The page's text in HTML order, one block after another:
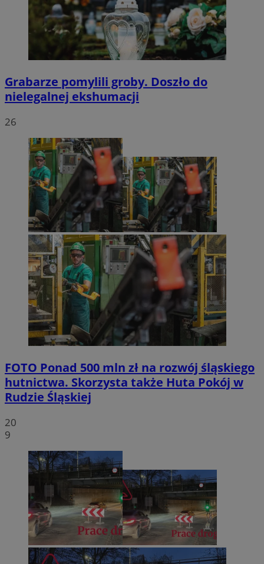
Grabarze pomylili groby. Doszło do
nielegalnej ekshumacji
26
FOTO Ponad 500 mln zł na rozwój śląskiego
hutnictwa. Skorzysta także Huta Pokój w
Rudzie Śląskiej
20
9